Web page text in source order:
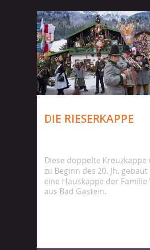
DIE RIESERKAPPE
Diese doppelte Kreuzkappe
zu Beginn des 20. Jh.
eine Hauskappe der Familie
aus Bad Gastein.